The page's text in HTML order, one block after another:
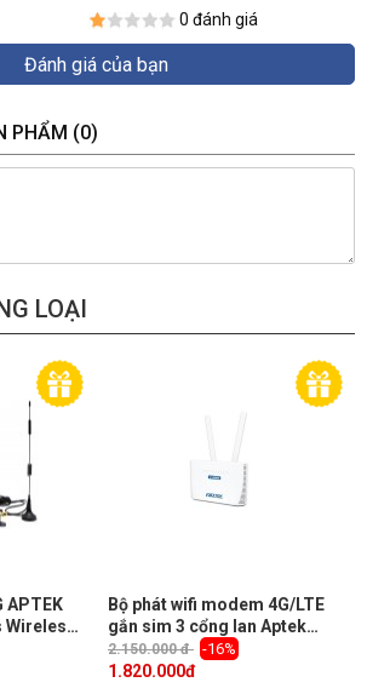
0 đánh giá
Đánh giá của bạn
PHẨM (0)
LOẠI
APTEK
Wireless
Bộ phát wifi modem 4G/LTE
gắn sim 3 cổng lan Aptek
L1200G wifi AC1200 tốc độ
chịu tải cao cho camera, gia
2.150.000 đ -16%
1.820.000đ